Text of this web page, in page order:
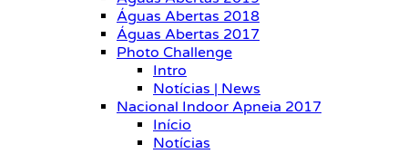
Águas Abertas 2018
Águas Abertas 2017
Photo Challenge
Intro
Notícias | News
Nacional Indoor Apneia 2017
Início
Notícias